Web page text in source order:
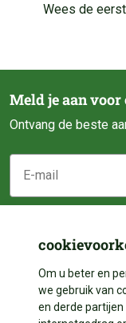
Wees de
Meld je aan
Ontvang de beste
E-mail
Klantenservice
Over ons
Contact
Categorieën
Vijveraanleg
Volg ons
Om u beter en
we gebruik van
en derde